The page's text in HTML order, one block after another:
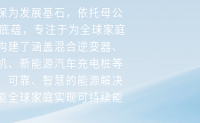
为发展基石，依托母公
蕴，专注于为全球家庭
了涵盖混合逆变器、
、新能源汽车充电桩等
可靠、智慧的能源解决
全球家庭实现可持续能